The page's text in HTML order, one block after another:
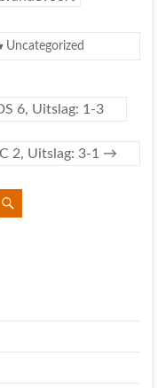
Uncategorized
6, Uitslag: 1-3
2, Uitslag: 3-1 →